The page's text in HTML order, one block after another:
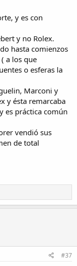
y es con
y no Rolex.
hasta comienzos
a los que
o esferas la
Marconi y
y ésta remarcaba
es práctica común
vendió sus
de total
#37